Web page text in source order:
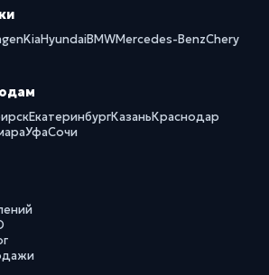
KiaHyundaiBMWMercedes-BenzChery
ЕкатеринбургКазаньКраснодар
УфаСочи